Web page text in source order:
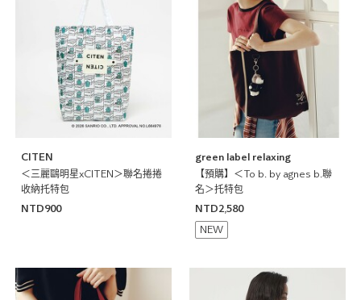
CITEN
＜三麗鷗明星xCITEN＞聯名捲捲
收納托特包
NTD900
green label relaxing
【預購】＜To b. by agnes b.聯
名＞托特包
NTD2,580
NEW